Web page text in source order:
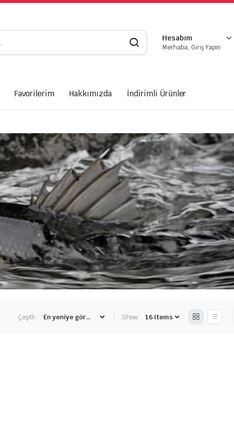
Hesabım
Merhaba, Giriş Yapın
Favorilerim Hakkımızda İndirimli Ürünler
Çeşitli : Show: